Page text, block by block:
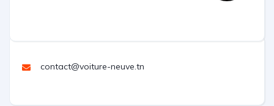
contact@voiture-neuve.tn